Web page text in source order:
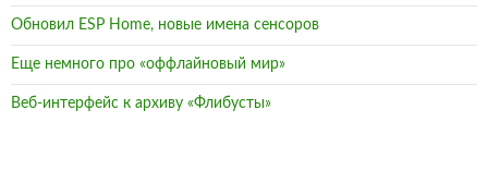
Обновил ESP Home, новые имена сенсоров
Еще немного про «оффлайновый мир»
Веб-интерфейс к архиву «Флибусты»